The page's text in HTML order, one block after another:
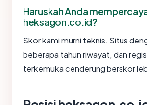
Haruskah Anda
heksagon.co.id?
Skor kami murni teknis. Situs
beberapa tahun riwayat, dan
terkemuka cenderung berskor